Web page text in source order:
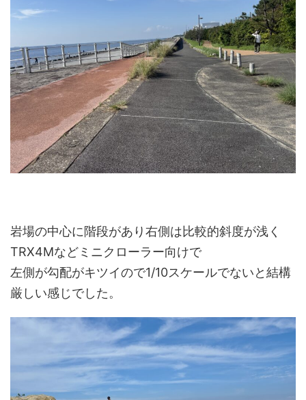
岩場の中心に階段があり右側は比較的斜度が浅く
TRX4Mなどミニクローラー向けで
左側が勾配がキツイので1/10スケールでないと結構
厳しい感じでした。